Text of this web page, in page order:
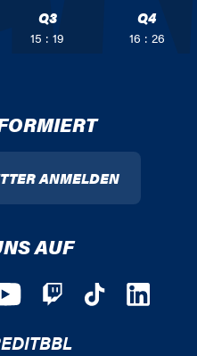
Q3
15 : 19
Q4
16 : 26
ANMELDEN
AUF